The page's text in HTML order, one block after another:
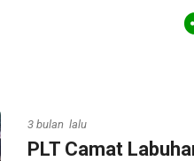
3 bulan lalu
PLT Camat